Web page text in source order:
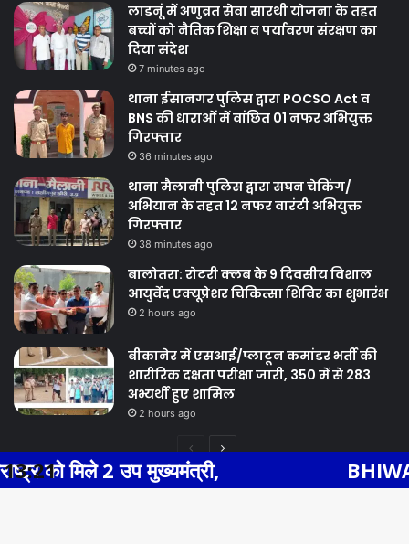
लाडनूं में अणुव्रत सेवा सारथी योजना के तहत
बच्चों को नैतिक शिक्षा व पर्यावरण संरक्षण का
दिया संदेश
7 minutes ago
थाना ईसानगर पुलिस द्वारा POCSO Act व
BNS की धाराओं में वांछित 01 नफर अभियुक्त
गिरफ्तार
36 minutes ago
थाना मैलानी पुलिस द्वारा सघन चेकिंग/
अभियान के तहत 12 नफर वारंटी अभियुक्त
गिरफ्तार
38 minutes ago
बालोतरा: रोटरी क्लब के 9 दिवसीय विशाल
आयुर्वेद एक्यूप्रेशर चिकित्सा शिविर का शुभारंभ
2 hours ago
बीकानेर में एसआई/प्लाटून कमांडर भर्ती की
शारीरिक दक्षता परीक्षा जारी, 350 में से 283
अभ्यर्थी हुए शामिल
2 hours ago
Previous
page
Next
Facebook Twitter WhatsApp Telegram
मिले 2 उप मुख्यमंत्री, BHIWADI
13:21